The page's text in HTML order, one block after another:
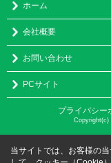
ホーム
会社概要
お問い合わせ
PCサイト
プライバシー
Copyright(c)
当サイトでは、お客様の